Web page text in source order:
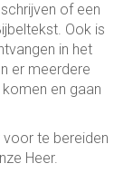
of een
Ook is
in het
er meerdere
en gaan
te bereiden
Heer.